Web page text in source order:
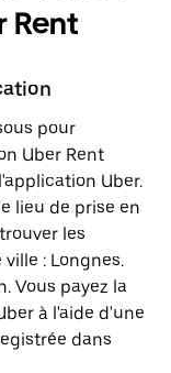
Rent
pour
Uber Rent
Uber.
lieu de prise en
les
: Longnes.
Vous payez la
à l'aide d'une
dans